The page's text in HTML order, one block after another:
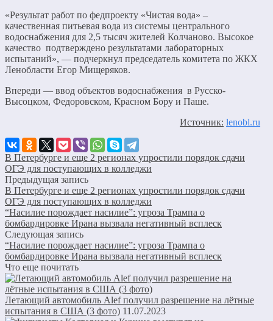
«Результат работ по федпроекту «Чистая вода» –
качественная питьевая вода из системы центрального
водоснабжения для 2,5 тысяч жителей Колчаново. Высокое
качество подтверждено результатами лабораторных
испытаний», — подчеркнул председатель комитета по ЖКХ
Ленобласти Егор Мищеряков.
Впереди — ввод объектов водоснабжения в Русско-
Высоцком, Федоровском, Красном Бору и Паше.
Источник: lenobl.ru
В Петербурге и еще 2 регионах упростили порядок сдачи
ОГЭ для поступающих в колледжи
Предыдущая запись
В Петербурге и еще 2 регионах упростили порядок сдачи
ОГЭ для поступающих в колледжи
“Насилие порождает насилие”: угроза Трампа о
бомбардировке Ирана вызвала негативный всплеск
Следующая запись
“Насилие порождает насилие”: угроза Трампа о
бомбардировке Ирана вызвала негативный всплеск
Что еще почитать
Летающий автомобиль Alef получил разрешение на лётные
испытания в США (3 фото) 11.07.2023